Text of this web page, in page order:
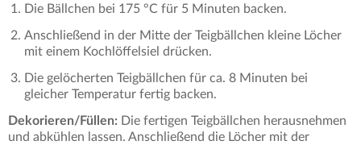
Die Bällchen bei 175 °C für 5 Minuten backen.
Anschließend in der Mitte der Teigbällchen kleine Löcher
mit einem Kochlöffelsiel drücken.
Die gelöcherten Teigbällchen für ca. 8 Minuten bei
gleicher Temperatur fertig backen.
Dekorieren/Füllen: Die fertigen Teigbällchen herausnehmen
und abkühlen lassen. Anschließend die Löcher mit der